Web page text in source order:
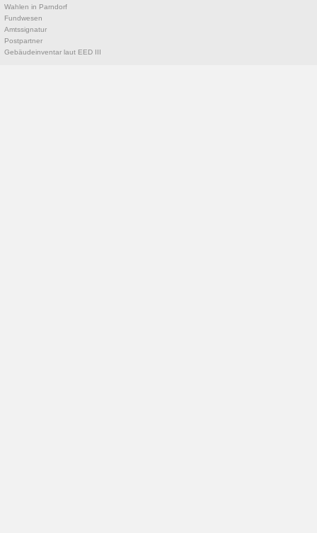
Wahlen in Parndorf
Fundwesen
Amtssignatur
Postpartner
Gebäudeinventar laut EED III